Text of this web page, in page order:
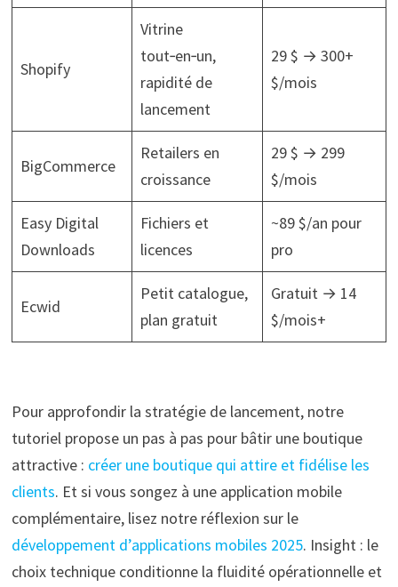
Shopify
Vitrine
tout‑en‑un,
rapidité de
lancement
29 $ → 300+
$/mois
BigCommerce
Retailers en
croissance
29 $ → 299
$/mois
Easy Digital
Downloads
Fichiers et
licences
~89 $/an pour
pro
Ecwid
Petit catalogue,
plan gratuit
Gratuit → 14
$/mois+
Pour approfondir la stratégie de lancement, notre
tutoriel propose un pas à pas pour bâtir une boutique
attractive : créer une boutique qui attire et fidélise les
clients. Et si vous songez à une application mobile
complémentaire, lisez notre réflexion sur le
développement d’applications mobiles 2025. Insight : le
choix technique conditionne la fluidité opérationnelle et